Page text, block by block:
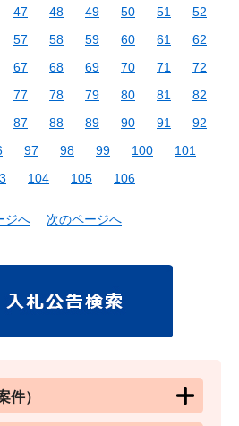
47 48 49 50 51
52
57 58 59 60 61
62
67 68 69 70 71
72
77 78 79 80 81
82
87 88 89 90 91
92
97 98 99 100
101
104 105 106
ジへ 次のページへ
件）